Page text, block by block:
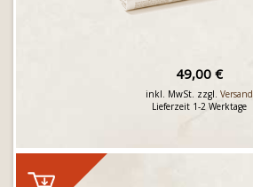
49,00 €
inkl. MwSt. zzgl. Versand
Lieferzeit 1-2 Werktage